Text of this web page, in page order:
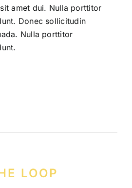
amet dui. Nulla porttitor
Donec sollicitudin
Nulla porttitor
LOOP